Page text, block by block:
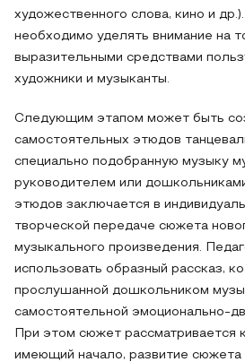
художественного слова, кино и
необходимо уделять внимание на
выразительными средствами
художники и музыканты.
Следующим этапом может быть
самостоятельных этюдов
специально подобранную музыку
руководителем или
этюдов заключается в
творческой передаче сюжета
музыкального произведения.
использовать образный рассказ,
прослушанной дошкольником
самостоятельной эмоционально-
При этом сюжет рассматривается
имеющий начало, развитие сюжета